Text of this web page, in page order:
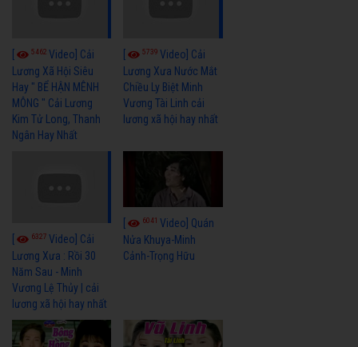
5462 Video] Cải
Lương Xã Hội Siêu
Hay " BỂ HẬN MÊNH
MÔNG " Cải Lương
Kim Tử Long, Thanh
Ngân Hay Nhất
5739Video] Cải
Lương Xưa Nước Mắt
Chiều Ly Biệt Minh
Vương Tài Linh cải
lương xã hội hay nhất
6327 Video] Cải
Lương Xưa : Rồi 30
Năm Sau - Minh
Vương Lệ Thủy | cải
lương xã hội hay nhất
6041Video] Quán
Nửa Khuya-Minh
Cảnh-Trọng Hữu